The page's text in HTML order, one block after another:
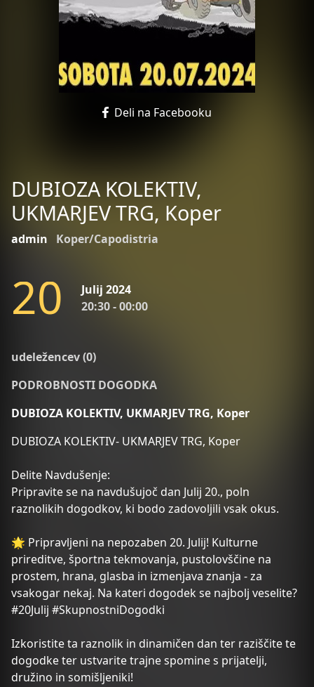
Deli na Facebooku
DUBIOZA KOLEKTIV,
UKMARJEV TRG, Koper
admin Koper/Capodistria
20
Julij 2024
20:30 - 00:00
udeležencev (0)
PODROBNOSTI DOGODKA
DUBIOZA KOLEKTIV, UKMARJEV TRG, Koper
DUBIOZA KOLEKTIV- UKMARJEV TRG, Koper
Delite Navdušenje:
Pripravite se na navdušujoč dan Julij 20., poln
raznolikih dogodkov, ki bodo zadovoljili vsak okus.
🌟 Pripravljeni na nepozaben 20. Julij! Kulturne
prireditve, športna tekmovanja, pustolovščine na
prostem, hrana, glasba in izmenjava znanja - za
vsakogar nekaj. Na kateri dogodek se najbolj veselite?
#20Julij #SkupnostniDogodki
Izkoristite ta raznolik in dinamičen dan ter raziščite te
dogodke ter ustvarite trajne spomine s prijatelji,
družino in somišljeniki!